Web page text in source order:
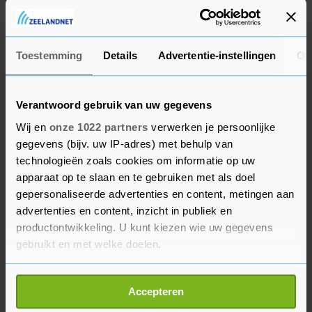
Toestemming Details Advertentie-instellingen
Verantwoord gebruik van uw gegevens
Wij en onze 1022 partners verwerken je persoonlijke
gegevens (bijv. uw IP-adres) met behulp van
technologieën zoals cookies om informatie op uw
apparaat op te slaan en te gebruiken met als doel
gepersonaliseerde advertenties en content, metingen aan
advertenties en content, inzicht in publiek en
productontwikkeling. U kunt kiezen wie uw gegevens
gebruikt en met welke doelen.
Als u het toestaat, willen we ook graag:
Informatie verzamelen over uw geografische
Accepteren
Dit zijn nummers, bijvoorbeeld van een bank,
waarmee de daders een andere identiteit kunnen
aannemen. “De daders en rekeningen lijken zich
in het buitenland te bevinden, waardoor het een
moeilijk verhaal voor de Nederlandse politie
wordt."
Melden
Volgens de politie zoeken banken tegenwoordig
intensief contact met slachtoffers van oplichting.
Soms is zelfs uit bescherming het
internetbankieren op het moment van de
‘investering’ geblokkeerd.